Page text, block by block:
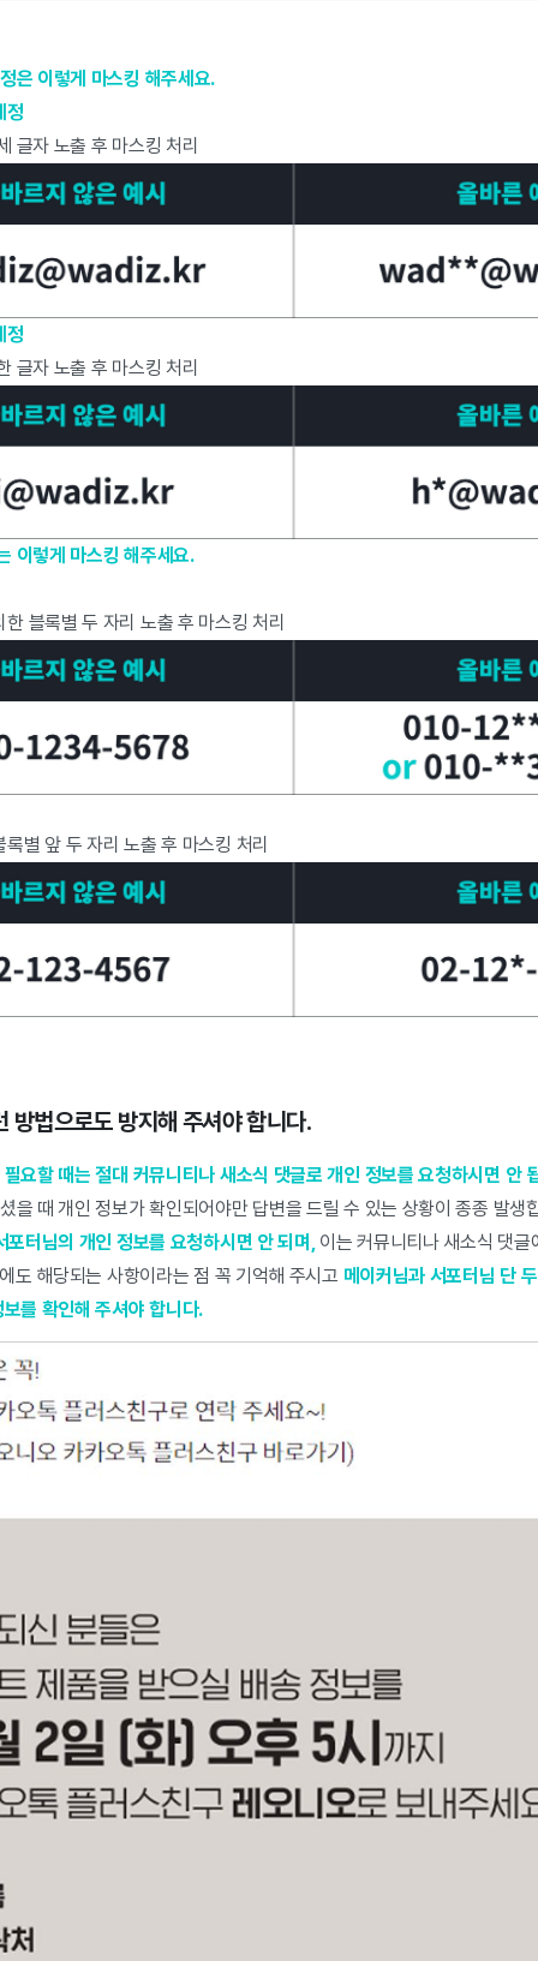
은 이렇게 마스킹 해주세요.
정
글자 노출 후 마스킹 처리
정
글자 노출 후 마스킹 처리
이렇게 마스킹 해주세요.
블록별 두 자리 노출 후 마스킹 처리
별 앞 두 자리 노출 후 마스킹 처리
방법으로도 방지해 주셔야 합니다.
요할 때는 절대 커뮤니티나 새소식 댓글로 개인 정보를 요청하시면 안
을 때 개인 정보가 확인되어야만 답변을 드릴 수 있는 상황이 종종 발생
포터님의 개인 정보를 요청하시면 안 되며, 이는 커뮤니티나 새소식 댓
도 해당되는 사항이라는 점 꼭 기억해 주시고 메이커님과 서포터님 단
를 확인해 주셔야 합니다.